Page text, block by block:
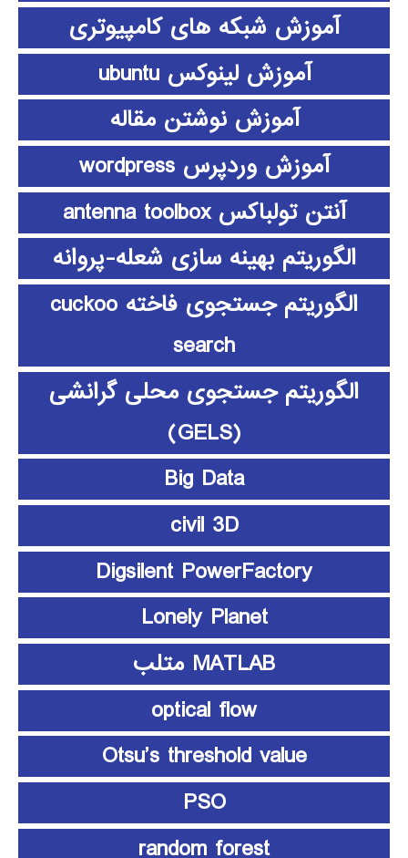
آموزش شبکه های کامپیوتری
آموزش لینوکس ubuntu
آموزش نوشتن مقاله
آموزش وردپرس wordpress
آنتن تولباکس antenna toolbox
الگوریتم بهینه سازی شعله-پروانه
الگوریتم جستجوی فاخته cuckoo
search
الگوریتم جستجوی محلی گرانشی
(GELS)
Big Data
civil 3D
Digsilent PowerFactory
Lonely Planet
MATLAB متلب
optical flow
Otsu’s threshold value
PSO
random forest